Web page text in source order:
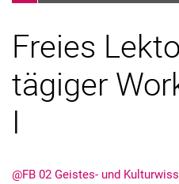
Freies
tägiger
I
@FB 02 Geistes- und